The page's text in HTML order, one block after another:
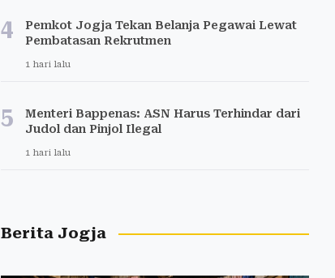
4
Pemkot Jogja Tekan Belanja Pegawai Lewat
Pembatasan Rekrutmen
1 hari lalu
5
Menteri Bappenas: ASN Harus Terhindar dari
Judol dan Pinjol Ilegal
1 hari lalu
Berita Jogja